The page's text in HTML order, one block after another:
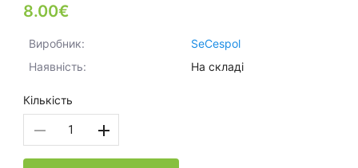
8.00€
Виробник:
SeCespol
Наявність:
На складі
Кількість